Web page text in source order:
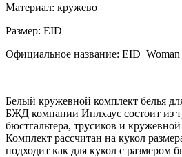
Материал: кружево
Размер: EID
Официальное название: EID_Woman
Белый кружевной комплект белья
БЖД компании Иплхаус состоит из
бюстгальтера, трусиков и
Комплект рассчитан на кукол
подходит как для кукол с размером